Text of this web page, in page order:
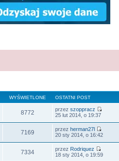
WYŚWIETLONE OSTATNI POST
8772 przez szoppracz
25 lut 2014, o 19:37
7169 przez herman27l
20 sty 2014, o 16:42
7334 przez Rodriquez
18 sty 2014, o 19:59